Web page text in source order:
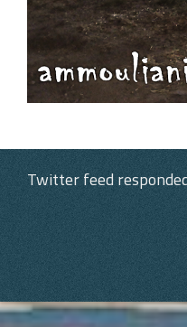
Twitter feed